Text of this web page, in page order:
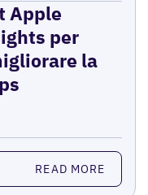
Apple
per
la
READ MORE